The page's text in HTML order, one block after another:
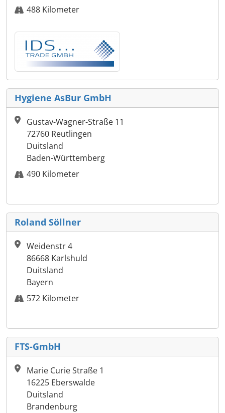
488 Kilometer
Hygiene AsBur GmbH
Gustav-Wagner-Straße 11
72760 Reutlingen
Duitsland
Baden-Württemberg
490 Kilometer
Roland Söllner
Weidenstr 4
86668 Karlshuld
Duitsland
Bayern
572 Kilometer
FTS-GmbH
Marie Curie Straße 1
16225 Eberswalde
Duitsland
Brandenburg